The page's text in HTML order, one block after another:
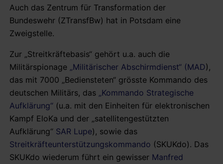
Auch das Zentrum für Transformation der
Bundeswehr (ZTransfBw) hat in Potsdam eine
Zweigstelle.
Zur „Streitkräftebasis“ gehört u.a. auch die
Militärspionage „Militärischer Abschirmdienst“ (MAD),
das mit 7000 „Bediensteten“ grösste Kommando des
deutschen Militärs, das „Kommando Strategische
Aufklärung“ (u.a. mit den Einheiten für elektronischen
Kampf EloKa und der „satellitengestützten
Aufklärung“ SAR Lupe), sowie das
Streitkräfteunterstützungskommando (SKUKdo). Das
SKUKdo wiederum führt ein gewisser Manfred